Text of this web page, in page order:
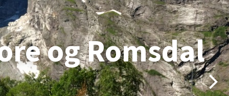
og Romsdal
og Romsdal